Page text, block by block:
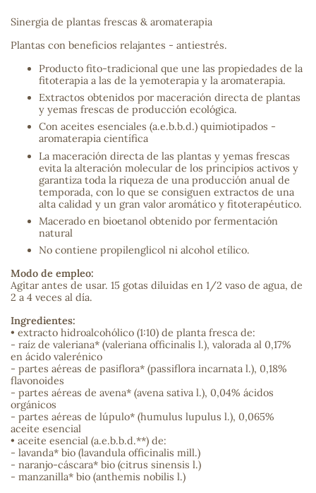
Sinergia de plantas frescas & aromaterapia
Plantas con beneficios relajantes - antiestrés.
Producto fito-tradicional que une las propiedades de la
fitoterapia a las de la yemoterapia y la aromaterapia.
Extractos obtenidos por maceración directa de plantas
y yemas frescas de producción ecológica.
Con aceites esenciales (a.e.b.b.d.) quimiotipados -
aromaterapia científica
La maceración directa de las plantas y yemas frescas
evita la alteración molecular de los principios activos y
garantiza toda la riqueza de una producción anual de
temporada, con lo que se consiguen extractos de una
alta calidad y un gran valor aromático y fitoterapéutico.
Macerado en bioetanol obtenido por fermentación
natural
No contiene propilenglicol ni alcohol etílico.
Modo de empleo:
Agitar antes de usar. 15 gotas diluidas en 1/2 vaso de agua, de
2 a 4 veces al día.
Ingredientes:
• extracto hidroalcohólico (1:10) de planta fresca de:
- raíz de valeriana* (valeriana officinalis l.), valorada al 0,17%
en ácido valerénico
- partes aéreas de pasiflora* (passiflora incarnata l.), 0,18%
flavonoides
- partes aéreas de avena* (avena sativa l.), 0,04% ácidos
orgánicos
- partes aéreas de lúpulo* (humulus lupulus l.), 0,065%
aceite esencial
• aceite esencial (a.e.b.b.d.**) de:
- lavanda* bio (lavandula officinalis mill.)
- naranjo-cáscara* bio (citrus sinensis l.)
- manzanilla* bio (anthemis nobilis l.)